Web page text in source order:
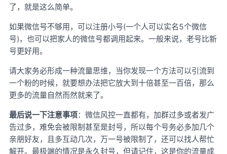
了，就是这么简单。
如果微信号不够用，可以注册小号(一个人可以实名5个微信
号)，也可以把家人的微信号都调用起来。一般来说，老号比新
号更好用。
请大家务必形成一种流量思维，当你发现一个方法可以引流到
一个粉的时候，就要想办法把它放大到十倍甚至一百倍，那么
更多的流量自然而然就来了。
最后说一下注意事项：微信风控一直都有，加群过多或者发广
告过多，难免会被限制甚至是封号，所以每个号务必多加几个
亲朋好友，且多互动几次，万一号被限制了，还可以找人帮忙
解开。最极端的情况是永久封号，但请记住，这是你的流量成